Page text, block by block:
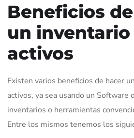
Beneficios
un inventario
activos
Existen varios beneficios de hacer
activos, ya sea usando un Software
inventarios o herramientas
Entre los mismos tenemos los